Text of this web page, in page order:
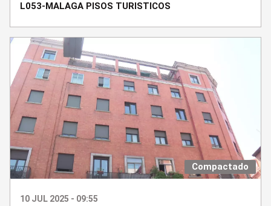
L053-MALAGA PISOS TURISTICOS
Compactado
10 JUL 2025 - 09:55